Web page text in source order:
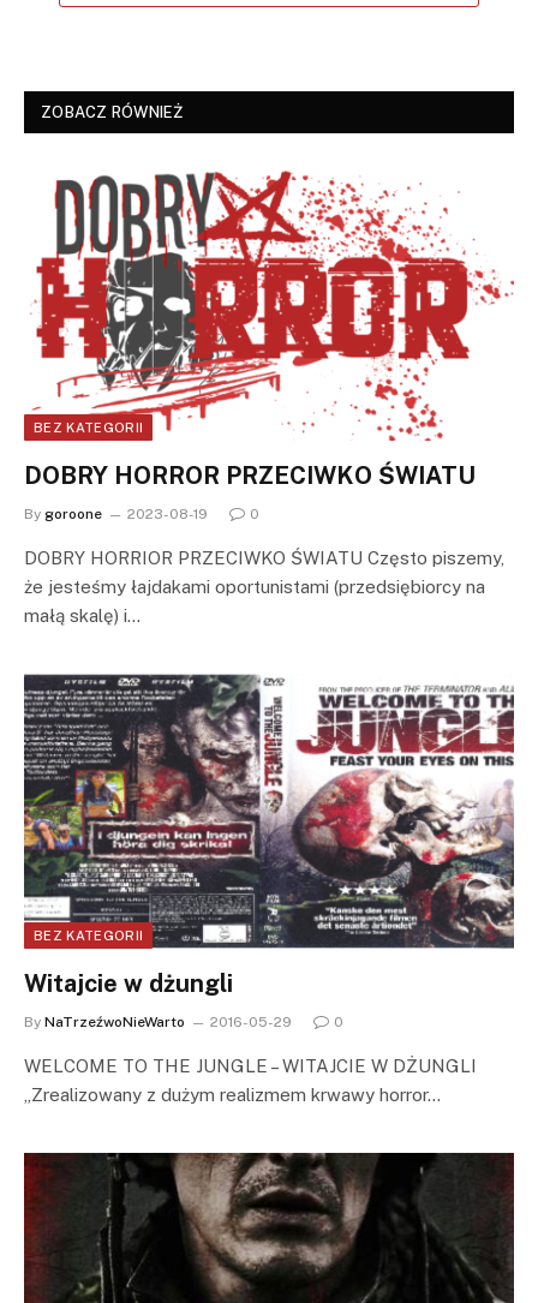
ZOBACZ RÓWNIEŻ
BEZ KATEGORII
DOBRY HORROR PRZECIWKO ŚWIATU
By goroone 2023-08-19 0
DOBRY HORRIOR PRZECIWKO ŚWIATU Często piszemy,
że jesteśmy łajdakami oportunistami (przedsiębiorcy na
małą skalę) i…
BEZ KATEGORII
Witajcie w dżungli
By NaTrzeźwoNieWarto 2016-05-29 0
WELCOME TO THE JUNGLE – WITAJCIE W DŻUNGLI
„Zrealizowany z dużym realizmem krwawy horror…